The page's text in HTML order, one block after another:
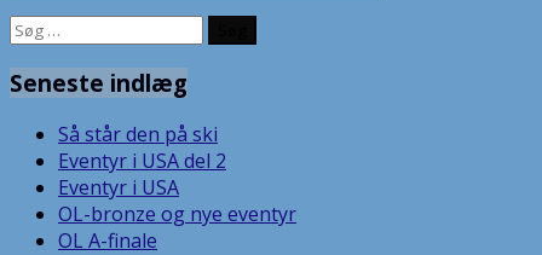
Søg
Seneste indlæg
Så står den på ski
Eventyr i USA del 2
Eventyr i USA
OL-bronze og nye eventyr
OL A-finale